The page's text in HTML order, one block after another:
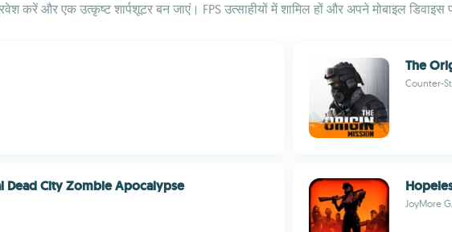
करें और एक उत्कृष्ट शार्पशूटर बन जाएं। FPS उत्साहीयों में शामिल हों और अपने मोबाइल डिवाइस
The
Counter-
Dead City Zombie Apocalypse
JoyMore